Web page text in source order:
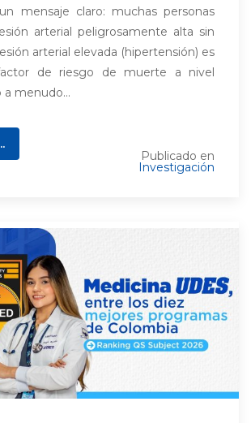
mensaje claro: muchas personas
arterial peligrosamente alta sin
arterial elevada (hipertensión) es
de riesgo de muerte a nivel
a menudo...
Publicado en
Investigación